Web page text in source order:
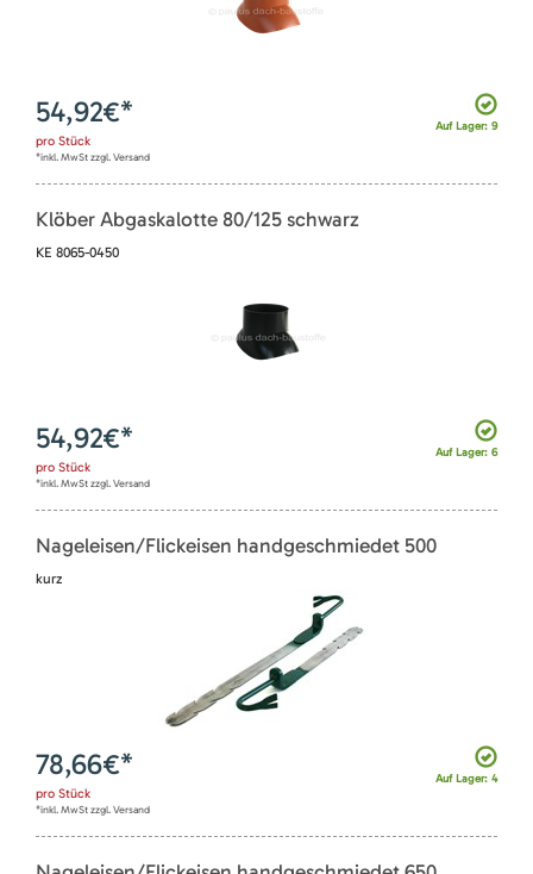
Auf Lager: 9
54,92€*
pro Stück
*inkl. MwSt zzgl. Versand
Klöber Abgaskalotte 80/125 schwarz
KE 8065-0450
Auf Lager: 6
54,92€*
pro Stück
*inkl. MwSt zzgl. Versand
Nageleisen/Flickeisen handgeschmiedet 500
kurz
Auf Lager: 4
78,66€*
pro Stück
*inkl. MwSt zzgl. Versand